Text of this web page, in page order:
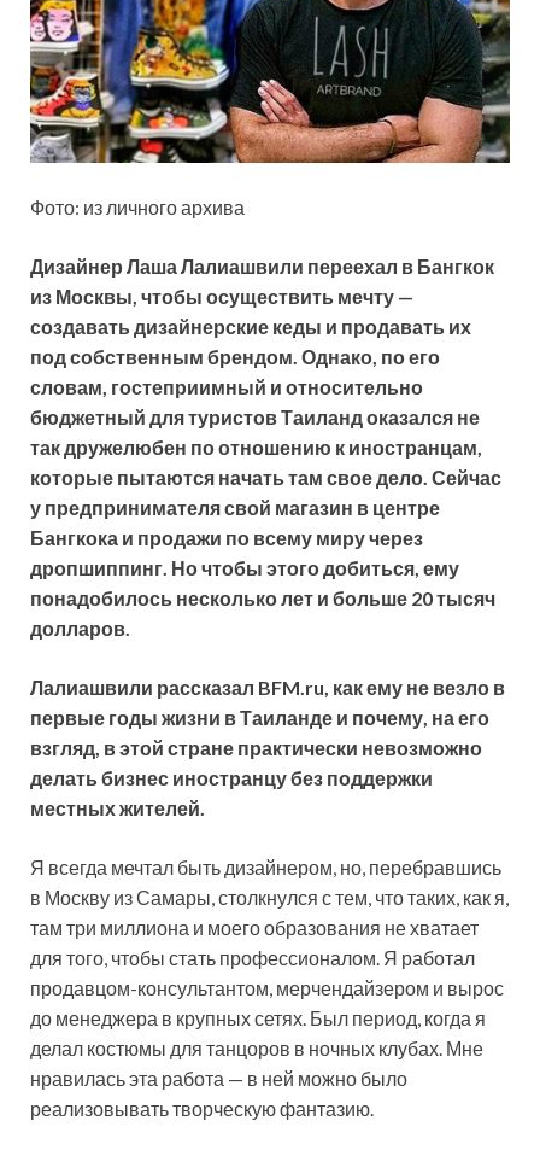
Фото: из личного архива
Дизайнер Лаша Лалиашвили переехал в Бангкок
из Москвы, чтобы осуществить мечту —
создавать дизайнерские кеды и продавать их
под собственным брендом. Однако, по его
словам, гостеприимный и относительно
бюджетный для туристов Таиланд оказался не
так дружелюбен по отношению к иностранцам,
которые пытаются начать там свое дело. Сейчас
у предпринимателя свой магазин в центре
Бангкока и продажи по всему миру через
дропшиппинг. Но чтобы этого добиться, ему
понадобилось несколько лет и больше 20 тысяч
долларов.
Лалиашвили рассказал BFM.ru, как ему не везло в
первые годы жизни в Таиланде и почему, на его
взгляд, в этой стране практически невозможно
делать бизнес иностранцу без поддержки
местных жителей.
Я всегда мечтал быть дизайнером, но, перебравшись
в Москву из Самары, столкнулся с тем, что таких, как я,
там три миллиона и моего образования не хватает
для того, чтобы стать профессионалом. Я работал
продавцом-консультантом, мерчендайзером и вырос
до менеджера в крупных сетях. Был период, когда я
делал костюмы для танцоров в ночных клубах. Мне
нравилась эта работа — в ней можно было
реализовывать творческую фантазию.